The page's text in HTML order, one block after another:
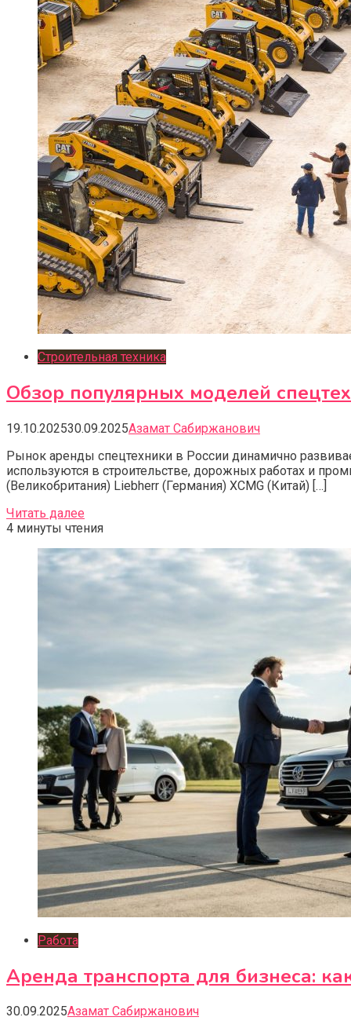
Строительная техника
Обзор популярных моделей
19.10.202530.09.2025Азамат Сабиржанович
Рынок аренды спецтехники в России динамично
используются в строительстве, дорожных работах и
(Великобритания) Liebherr (Германия) XCMG (Китай) […]
Читать далее
4 минуты чтения
Работа
Аренда транспорта для бизнеса:
30.09.2025Азамат Сабиржанович